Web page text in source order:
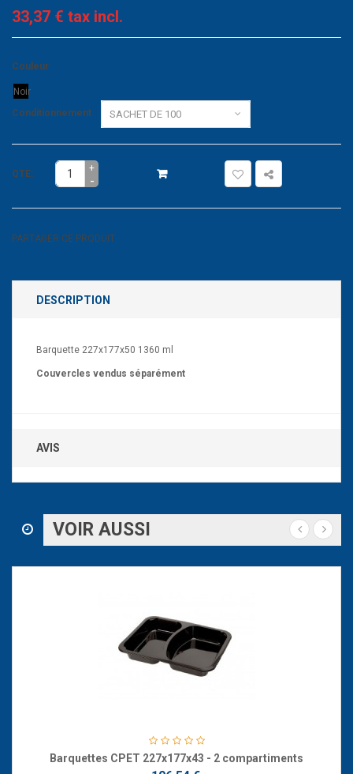
33,37 € tax incl.
Couleur
Noir
Conditionnement
QTE: +
-
PARTAGER CE PRODUIT
DESCRIPTION
Barquette 227x177x50 1360 ml
Couvercles vendus séparément
AVIS
VOIR AUSSI
Barquettes CPET 227x177x43 - 2 compartiments